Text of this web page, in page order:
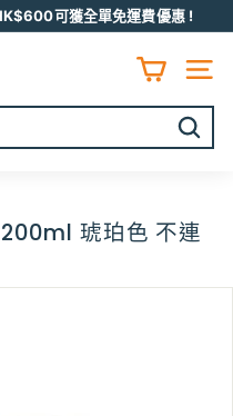
可獲全單免運費優惠 !
網頁
開
琥珀色 不連